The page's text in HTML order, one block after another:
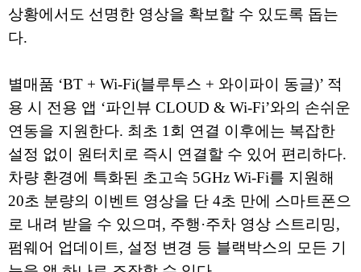
상황에서도 선명한 영상을 확보할 수 있도록 돕는
다.
별매품 ‘BT + Wi-Fi(블루투스 + 와이파이 동글)’ 적
용 시 전용 앱 ‘파인뷰 CLOUD & Wi-Fi’와의 손쉬운
연동을 지원한다. 최초 1회 연결 이후에는 복잡한
설정 없이 원터치로 즉시 연결할 수 있어 편리하다.
차량 환경에 특화된 초고속 5GHz Wi-Fi를 지원해
20초 분량의 이벤트 영상을 단 4초 만에 스마트폰으
로 내려 받을 수 있으며, 주행·주차 영상 스트리밍,
펌웨어 업데이트, 설정 변경 등 블랙박스의 모든 기